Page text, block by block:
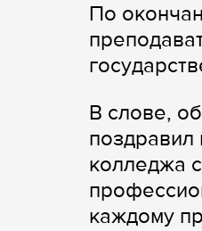
По
В слове,
колледжа
каждому